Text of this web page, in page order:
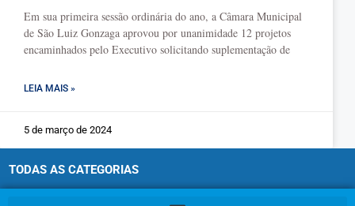
Em sua primeira sessão ordinária do ano, a Câmara Municipal
de São Luiz Gonzaga aprovou por unanimidade 12 projetos
encaminhados pelo Executivo solicitando suplementação de
LEIA MAIS »
5 de março de 2024
TODAS AS CATEGORIAS